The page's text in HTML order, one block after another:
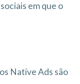
em que o
Native Ads são